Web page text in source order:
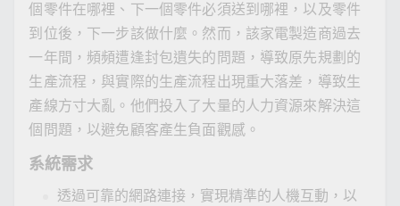
個零件在哪裡、下一個零件必須送到哪裡，以及零件
到位後，下一步該做什麼。然而，該家電製造商過去
一年間，頻頻遭逢封包遺失的問題，導致原先規劃的
生產流程，與實際的生產流程出現重大落差，導致生
產線方寸大亂。他們投入了大量的人力資源來解決這
個問題，以避免顧客產生負面觀感。
系統需求
透過可靠的網路連接，實現精準的人機互動，以